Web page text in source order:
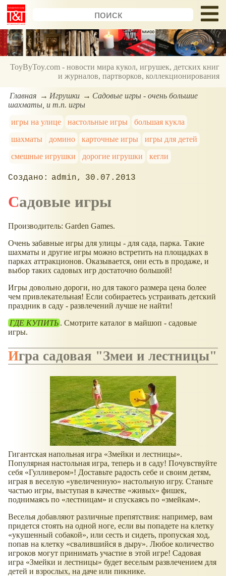
ToyByToy.com - новости мира кукол, игрушек, детских книг
и журналов, партворков, коллекционирования
Главная Игрушки
Садовые игры - очень большие
шахматы, и т.п. игры
игры на улице
настольные игры
большая кукла
шахматы
домино карточные игры
игры для детей
смешные игрушки
дорогие игрушки кегли
admin 30.07.2013
Садовые игры
Производитель: Garden Games.
Очень забавные игры для улицы - для сада, парка. Такие
шахматы и другие игры можно встретить на площадках в
парках аттракционов. Оказывается, они есть в продаже, и
выбор таких садовых игр достаточно большой!
Игры довольно дороги, но для такого размера цена более
чем привлекательная! Если собираетесь устраивать детский
праздник в саду - развлечений лучше не найти!
ГДЕ КУПИТЬ . Смотрите каталог в майшоп - садовые
игры.
Игра садовая "Змеи и лестницы"
Гигантская напольная игра Змейки и лестницы .
Популярная настольная игра, теперь и в саду! Почувствуйте
себя
Гулливером ! Доставьте радость себе и своим детям,
играя в веселую
увеличенную
настольную игру. Станьте
частью игры, выступая в качестве
живых
фишек,
поднимаясь по
лестницам и спускаясь по змейкам .
Веселья добавляют различные препятствия: например, вам
придется стоять на одной ноге, если вы попадете на клетку
укушенный собакой , или сесть и сидеть, пропуская ход,
попав на клетку
свалившийся в дыру . Любое количество
игроков могут принимать участие в этой игре! Садовая
игра
Змейки и лестницы
будет веселым развлечением для
детей и взрослых, на даче или пикнике.